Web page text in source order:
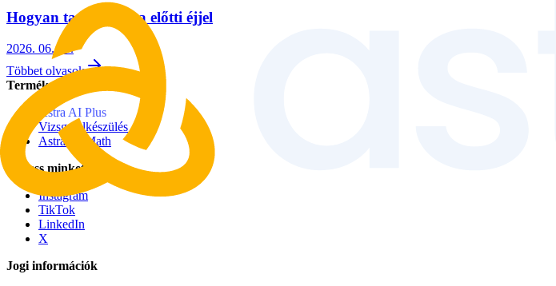
Hogyan tanulj vizsga előtti éjjel
2026. 06. 18.
Többet olvasok
Termékek
Astra AI Plus
Vizsgafelkészülés
Astra IB Math
Kövess minket
Instagram
TikTok
LinkedIn
X
Jogi információk